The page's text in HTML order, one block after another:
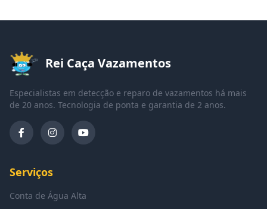
Rei Caça Vazamentos
Especialistas em detecção e reparo de vazamentos há mais
de 20 anos. Tecnologia de ponta e garantia de 2 anos.
Serviços
Conta de Água Alta